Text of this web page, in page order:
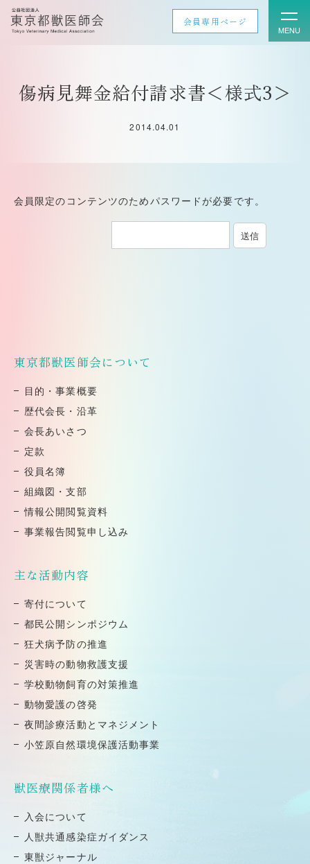
会員専用ページ
傷病見舞金給付請求書＜様式3＞
2014.04.01
会員限定のコンテンツのためパスワードが必要です。
東京都獣医師会について
⽬的・事業概要
歴代会⻑・沿⾰
会⻑あいさつ
定款
役員名簿
組織図・⽀部
情報公開閲覧資料
事業報告閲覧申し込み
主な活動内容
寄付について
都⺠公開シンポジウム
狂⽝病予防の推進
災害時の動物救護⽀援
学校動物飼育の対策推進
動物愛護の啓発
夜間診療活動とマネジメント
小笠原自然環境保護活動事業
獣医療関係者様へ
⼊会について
⼈獣共通感染症ガイダンス
東獣ジャーナル